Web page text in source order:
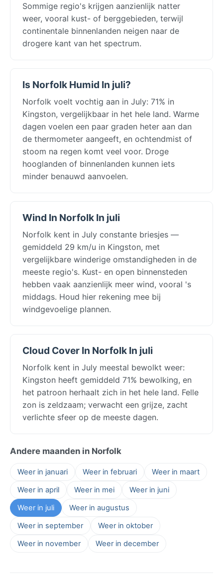
Sommige regio's krijgen aanzienlijk natter
weer, vooral kust- of berggebieden, terwijl
continentale binnenlanden neigen naar de
drogere kant van het spectrum.
Is Norfolk Humid In juli?
Norfolk voelt vochtig aan in July: 71% in
Kingston, vergelijkbaar in het hele land. Warme
dagen voelen een paar graden heter aan dan
de thermometer aangeeft, en ochtendmist of
stoom na regen komt veel voor. Droge
hooglanden of binnenlanden kunnen iets
minder benauwd aanvoelen.
Wind In Norfolk In juli
Norfolk kent in July constante briesjes —
gemiddeld 29 km/u in Kingston, met
vergelijkbare winderige omstandigheden in de
meeste regio's. Kust- en open binnensteden
hebben vaak aanzienlijk meer wind, vooral 's
middags. Houd hier rekening mee bij
windgevoelige plannen.
Cloud Cover In Norfolk In juli
Norfolk kent in July meestal bewolkt weer:
Kingston heeft gemiddeld 71% bewolking, en
het patroon herhaalt zich in het hele land. Felle
zon is zeldzaam; verwacht een grijze, zacht
verlichte sfeer op de meeste dagen.
Andere maanden in Norfolk
Weer in januari Weer in februari
Weer in maart
Weer in april
Weer in mei
Weer in juni
Weer in juli
Weer in augustus
Weer in september
Weer in oktober
Weer in november
Weer in december